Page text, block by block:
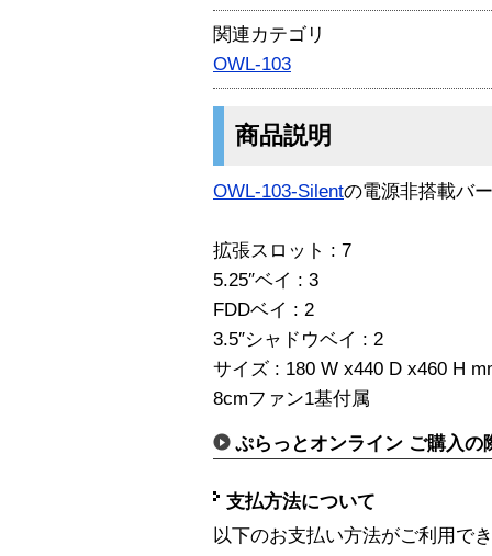
関連カテゴリ
OWL-103
商品説明
OWL-103-Silentの電源非搭載バ
拡張スロット : 7
5.25″ベイ : 3
FDDベイ : 2
3.5″シャドウベイ : 2
サイズ : 180 W x440 D x460 H
8cmファン1基付属
ぷらっとオンライン ご購入の
支払方法について
以下のお支払い方法がご利用で